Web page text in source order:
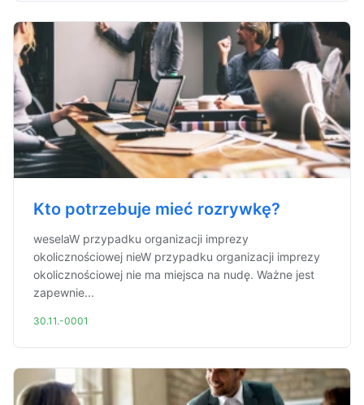
Kto potrzebuje mieć rozrywkę?
weselaW przypadku organizacji imprezy
okolicznościowej nieW przypadku organizacji imprezy
okolicznościowej nie ma miejsca na nudę. Ważne jest
zapewnie...
30.11.-0001